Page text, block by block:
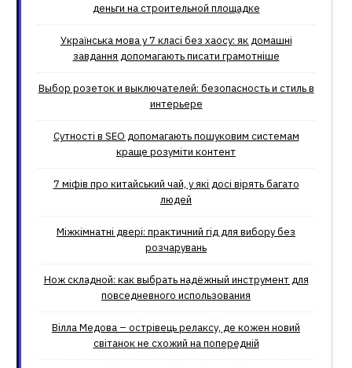
деньги на строительной площадке
Українська мова у 7 класі без хаосу: як домашні
завдання допомагають писати грамотніше
Выбор розеток и выключателей: безопасность и стиль в
интерьере
Сутності в SEO допомагають пошуковим системам
краще розуміти контент
7 міфів про китайський чай, у які досі вірять багато
людей
Міжкімнатні двері: практичний гід для вибору без
розчарувань
Нож складной: как выбрать надёжный инструмент для
повседневного использования
Вілла Медова – острівець релаксу, де кожен новий
світанок не схожий на попередній